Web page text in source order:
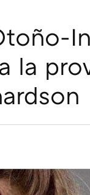
la